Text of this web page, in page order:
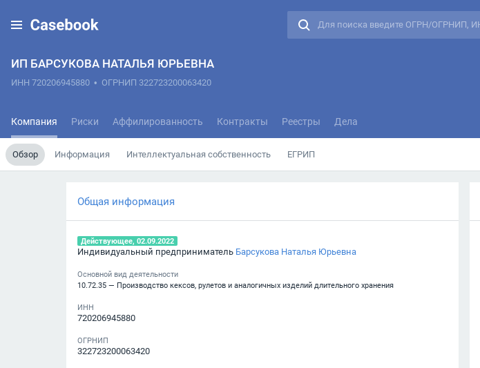
ИП БАРСУКОВА НАТАЛЬЯ ЮРЬЕВНА
ИНН 720206945880 • ОГРНИП 322723200063420
Компания Риски Аффилированность Контракты Реестры Дела
Обзор Информация Интеллектуальная собственность ЕГРИП
Общая информация
Действующее, 02.09.2022
Индивидуальный предприниматель Барсукова Наталья Юрьевна
Основной вид деятельности
10.72.35 — Производство кексов, рулетов и аналогичных изделий длительного хранения
ИНН
720206945880
ОГРНИП
322723200063420